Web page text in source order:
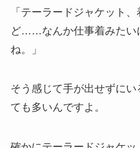
「テーラードジャケット
ど……なんか仕事着みたい
ね。」
そう感じて手が出せずに
ても多いんですよ。